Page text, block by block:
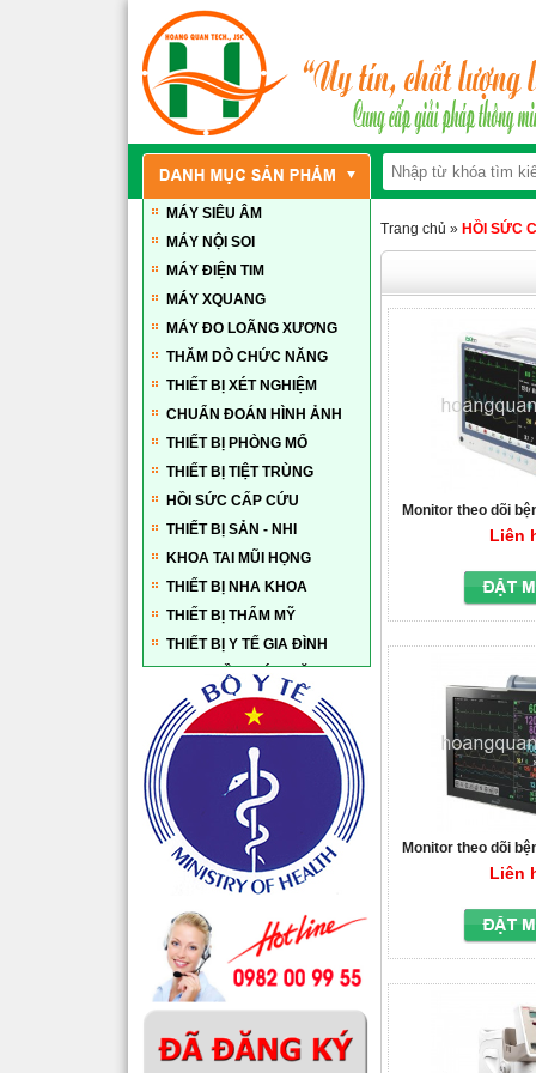
MÁY SIÊU ÂM
MÁY NỘI SOI
MÁY ĐIỆN TIM
MÁY XQUANG
MÁY ĐO LOÃNG XƯƠNG
THĂM DÒ CHỨC NĂNG
THIẾT BỊ XÉT NGHIỆM
CHUẨN ĐOÁN HÌNH ẢNH
THIẾT BỊ PHÒNG MỔ
THIẾT BỊ TIỆT TRÙNG
HỒI SỨC CẤP CỨU
THIẾT BỊ SẢN - NHI
KHOA TAI MŨI HỌNG
THIẾT BỊ NHA KHOA
THIẾT BỊ THẨM MỸ
THIẾT BỊ Y TẾ GIA ĐÌNH
PHỤC HỒI CHỨC NĂNG
TỦ BẢO QUẢN - LƯU TRỮ
VẬT TƯ TIÊU HAO
PHỤ KIỆN MÁY Y TẾ
MÁY LY TÂM
HÓA CHẤT HUYẾT HỌC
Trang chủ » HỒI SỨC
Monitor theo dõi
số PBM -
Liên
Monitor theo dõi
số BM7 Bionet
Liên